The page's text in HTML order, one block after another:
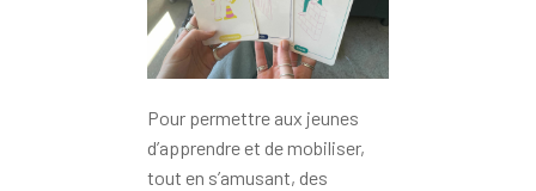
Pour permettre aux jeunes
d’apprendre et de mobiliser,
tout en s’amusant, des